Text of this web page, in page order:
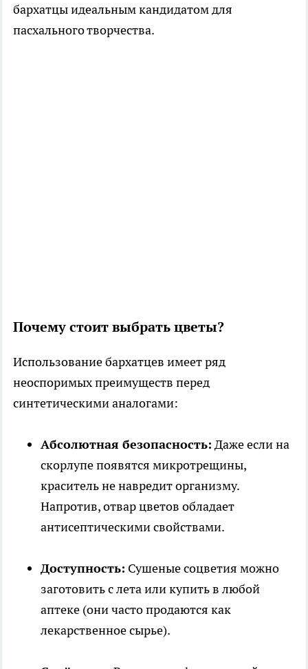
бархатцы идеальным кандидатом для
пасхального творчества.
Почему стоит выбрать цветы?
Использование бархатцев имеет ряд
неоспоримых преимуществ перед
синтетическими аналогами:
Абсолютная безопасность: Даже если на
скорлупе появятся микротрещины,
краситель не навредит организму.
Напротив, отвар цветов обладает
антисептическими свойствами.
Доступность: Сушеные соцветия можно
заготовить с лета или купить в любой
аптеке (они часто продаются как
лекарственное сырье).